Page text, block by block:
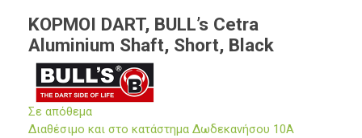
ΚΟΡΜΟΙ DART, BULL’s Cetra
Aluminium Shaft, Short, Black
Σε απόθεμα
Διαθέσιμο και στο κατάστημα Δωδεκανήσου 10Α